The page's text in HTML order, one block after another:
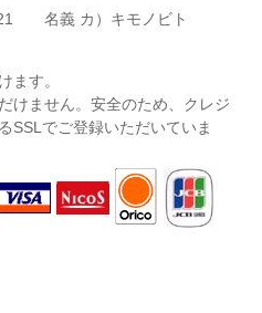
名義 カ）キモノビト
ます。
けません。安全のため、クレジ
SSLでご登録いただいていま